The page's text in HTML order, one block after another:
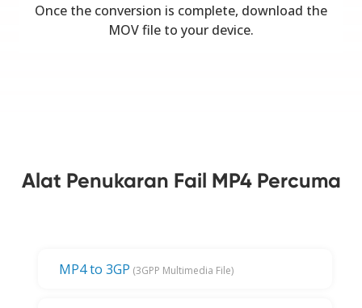
Once the conversion is complete, download the
MOV file to your device.
Alat Penukaran Fail MP4 Percuma
MP4 to 3GP (3GPP Multimedia File)